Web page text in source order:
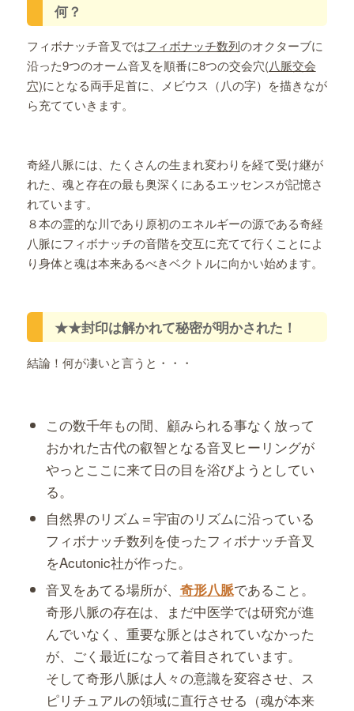
何？
フィボナッチ音叉ではフィボナッチ数列のオクターブに
沿った9つのオーム音叉を順番に8つの交会穴(八脈交会
穴)にとなる両手足首に、メビウス（八の字）を描きなが
ら充てていきます。
奇経八脈には、たくさんの生まれ変わりを経て受け継が
れた、魂と存在の最も奥深くにあるエッセンスが記憶さ
れています。
８本の霊的な川であり原初のエネルギーの源である奇経
八脈にフィボナッチの音階を交互に充てて行くことによ
り身体と魂は本来あるべきベクトルに向かい始めます。
★★封印は解かれて秘密が明かされた！
結論！何が凄いと言うと・・・
この数千年もの間、顧みられる事なく放って
おかれた古代の叡智となる音叉ヒーリングが
やっとここに来て日の目を浴びようとしてい
る。
自然界のリズム＝宇宙のリズムに沿っている
フィボナッチ数列を使ったフィボナッチ音叉
をAcutonic社が作った。
音叉をあてる場所が、 奇形八脈であること。
奇形八脈の存在は、まだ中医学では研究が進
んでいなく、重要な脈とはされていなかった
が、ごく最近になって着目されています。
そして奇形八脈は人々の意識を変容させ、ス
ピリチュアルの領域に直行させる（魂が本来